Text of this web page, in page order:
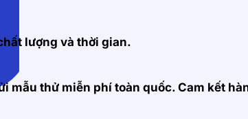
lượng và thời gian.
mẫu thử miễn phí toàn quốc. Cam kết